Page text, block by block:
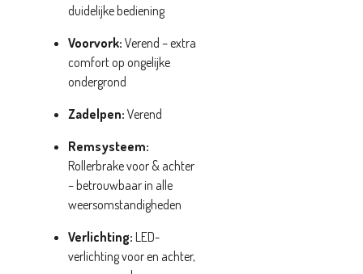
duidelijke bediening
Voorvork: Verend – extra
comfort op ongelijke
ondergrond
Zadelpen: Verend
Remsysteem:
Rollerbrake voor & achter
– betrouwbaar in alle
weersomstandigheden
Verlichting: LED-
verlichting voor en achter,